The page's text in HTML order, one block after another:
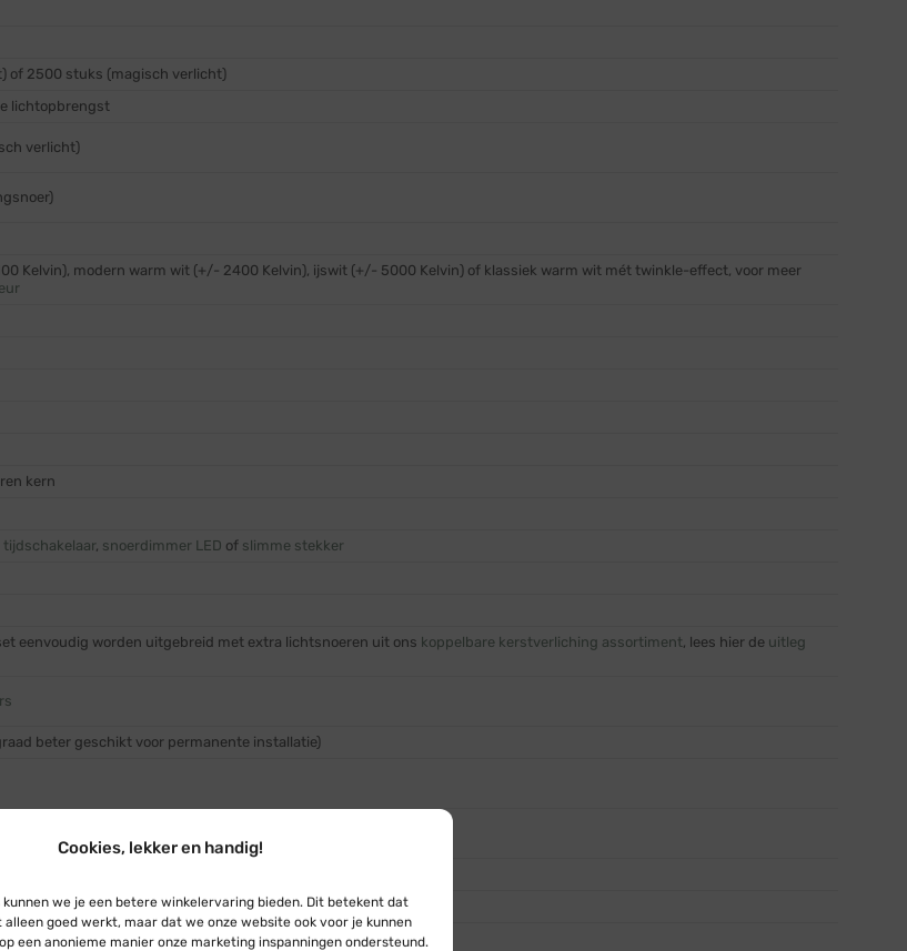
Cookies, lekker en handig!
kunnen we je een betere winkelervaring bieden. Dit betekent dat
goed werkt, maar dat we onze website ook voor je kunnen
een anonieme manier onze marketing inspanningen ondersteund.
of 2500 stuks (magisch verlicht)
lichtopbrengst
verlicht)
Kelvin), modern warm wit (+/- 2400 Kelvin), ijswit (+/- 5000 Kelvin) of klassiek warm wit mét twinkle-effect, voor meer
kern
tijdschakelaar, snoerdimmer LED of slimme stekker
eenvoudig worden uitgebreid met extra lichtsnoeren uit ons koppelbare kerstverliching assortiment, lees hier de uitleg
beter geschikt voor permanente installatie)
verlicht)